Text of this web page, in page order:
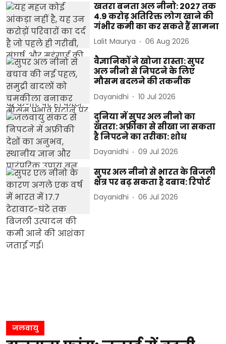
खतरा बनता अल नीनो: 2027 तक
4.9 करोड़ अतिरिक्त लोग खाने की
गंभीर कमी का कर सकते हैं सामना
Lalit Maurya 06 Aug 2026
वैज्ञानिकों ने खोजा रास्ता: सुपर
अल नीनो से निपटने के लिए
मौसम बदलने की तकनीक
Dayanidhi 10 Jul 2026
दुनिया में सुपर अल नीनो का
खतरा: अफ्रीका से सीखा जा सकता
है निपटने का तरीका: शोध
Dayanidhi 09 Jul 2026
सुपर अल नीनो से भारत के बिजली
क्षेत्र पर बढ़ सकता है दबाव: रिपोर्ट
Dayanidhi 06 Jul 2026
जलवायु